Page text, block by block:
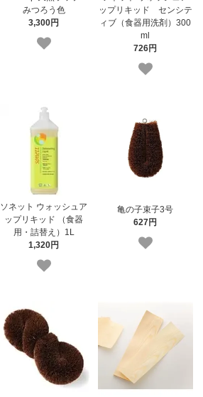
みつろう色
3,300円
ップリキッド センシテ
ィブ（食器用洗剤）300
ml
726円
ソネット ウォッシュア
ップリキッド （食器
用・詰替え）1L
1,320円
亀の子束子3号
627円